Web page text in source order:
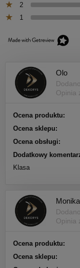
2
1
Olo
Opinia
Ocena produktu:
Ocena sklepu:
Ocena obsługi:
Dodatkowy
Klasa
Monika
Opinia
Ocena produktu:
Ocena sklepu: